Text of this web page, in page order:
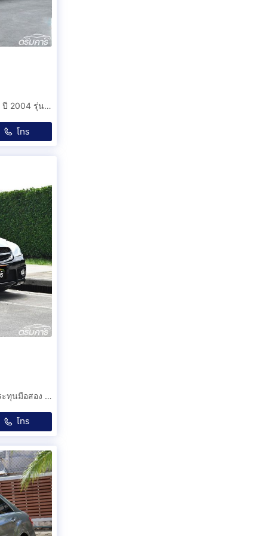
ขายรถมือสอง Mercedes-Benz C200 Kompressor W203 ปี 2004 รุ่นพิเศษ AMG Dynamic แท้จากศูนย์สภาพสะสม (ACC0)
โทร
Benz SLK200 Kompressor R171 ปี 2010 รถสปอร์ตเปิดประทุนมือสอง ไมเนอร์เชนจ์ FACELIFT ชุดแต่ง AMG รอบคัน ไมล์ 90,000 กม. (รหัสสินค้า CGEI)
โทร